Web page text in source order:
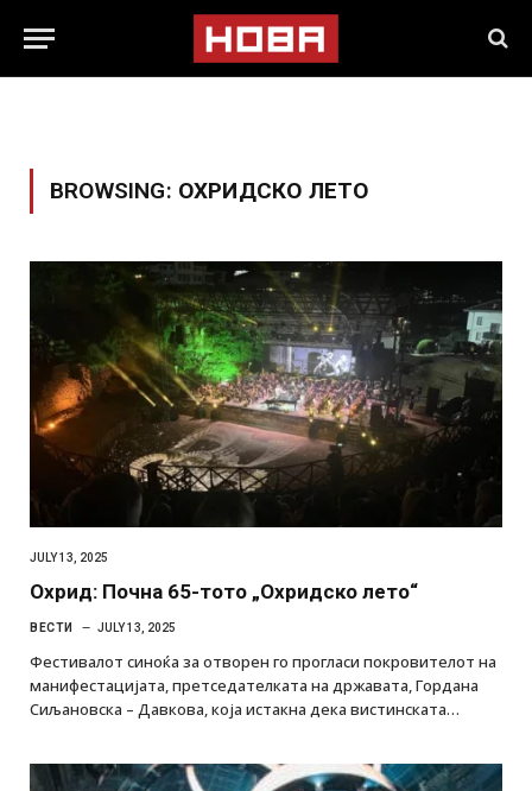
BROWSING: ОХРИДСКО ЛЕТО
JULY 13, 2025
Охрид: Почна 65-тото „Охридско лето“
ВЕСТИ JULY 13, 2025
Фестивалот синоќа за отворен го прогласи покровителот на
манифестацијата, претседателката на државата, Гордана
Сиљановска – Давкова, која истакна дека вистинската…